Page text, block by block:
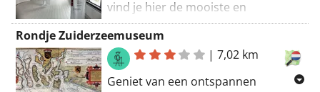
vind je hier de mooiste en
bijzonderste wandel- en fietsroutes.
Bekijk hieronder de route op je
telefoon en laat je meevoeren door
stadscentra, natuur- en
Rondje Zuiderzeemuseum
|7,02 km
Geniet van een ontspannen